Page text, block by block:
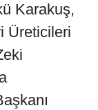
Karakuş,
Üreticileri